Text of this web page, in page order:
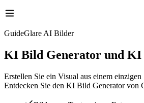
GuideGlare AI Bilder
KI Bild Generator und KI
Erstellen Sie ein Visual aus einem
Entdecken Sie den KI Bild Generator von